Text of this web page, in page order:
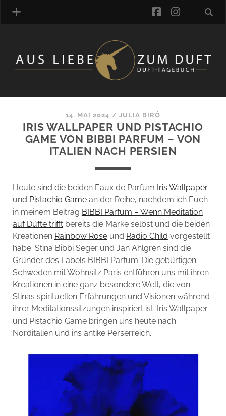
MANUFAKTUREN
KOMMENTARE
KATEGORIEN
ARTIKEL-ARCHIV
ONLINE-SHOP
DAS ALZD-TEAM
facebook
14. MAI 2024 / JULIA BIRÓ
IRIS WALLPAPER UND PISTACHIO
GAME VON BIBBI PARFUM – VON
ITALIEN NACH PERSIEN
Heute sind die beiden Eaux de Parfum Iris Wallpaper
und Pistachio Gamean der Reihe, nachdem ich Euch
in meinem Beitrag BIBBI Parfum – Wenn Meditation
auf Düfte trifftbereits die Marke selbst und die beiden
Kreationen Rainbow Roseund Radio Child vorgestellt
habe. Stina Bibbi Seger und Jan Ahlgren sind die
Gründer des Labels BIBBI Parfum. Die gebürtigen
Schweden mit Wohnsitz Paris entführen uns mit ihren
Kreationen in eine ganz besondere Welt, die von
Stinas spirituellen Erfahrungen und Visionen während
ihrer Meditationssitzungen inspiriert ist. Iris Wallpaper
und Pistachio Game bringen uns heute nach
Norditalien und ins antike Perserreich.